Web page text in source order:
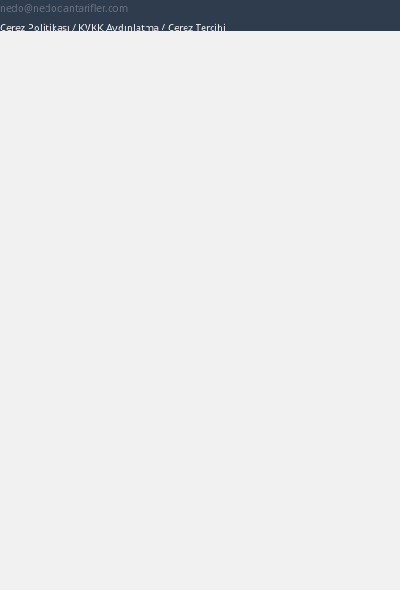
nedo@nedodantarifler.com
Çerez Politikası / KVKK Aydınlatma / Çerez Tercihi